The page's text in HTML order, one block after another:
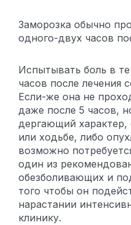
Заморозка обычно
одного-двух часов
Испытывать боль в
часов после лечения
Если-же она не
даже после 5 часов,
дергающий характер,
или ходьбе, либо
возможно
один из
обезболивающих и
того чтобы он
нарастании
клинику.